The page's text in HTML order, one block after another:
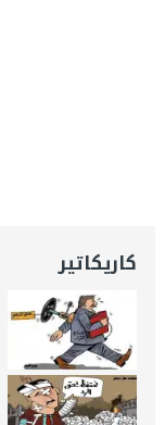
كاريكاتير